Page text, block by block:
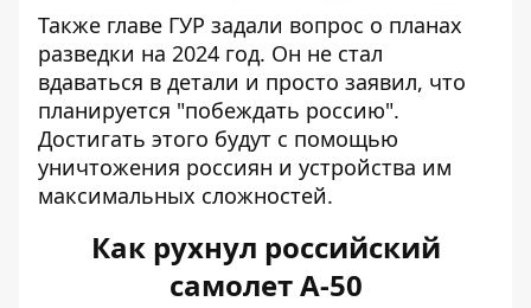
Также главе ГУР задали вопрос о планах
разведки на 2024 год. Он не стал
вдаваться в детали и просто заявил, что
планируется "побеждать россию".
Достигать этого будут с помощью
уничтожения россиян и устройства им
максимальных сложностей.
Как рухнул российский
самолет А-50